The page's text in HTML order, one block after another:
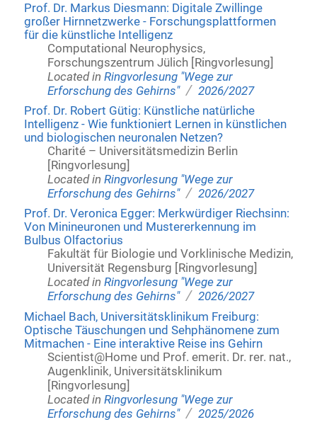
Prof. Dr. Markus Diesmann: Digitale Zwillinge
großer Hirnnetzwerke - Forschungsplattformen
für die künstliche Intelligenz
Computational Neurophysics,
Forschungszentrum Jülich [Ringvorlesung]
Located inRingvorlesung "Wege zur
Erforschung des Gehirns" / 2026/2027
Prof. Dr. Robert Gütig: Künstliche natürliche
Intelligenz - Wie funktioniert Lernen in künstlichen
und biologischen neuronalen Netzen?
Charité – Universitätsmedizin Berlin
[Ringvorlesung]
Located inRingvorlesung "Wege zur
Erforschung des Gehirns" / 2026/2027
Prof. Dr. Veronica Egger: Merkwürdiger Riechsinn:
Von Minineuronen und Mustererkennung im
Bulbus Olfactorius
Fakultät für Biologie und Vorklinische Medizin,
Universität Regensburg [Ringvorlesung]
Located inRingvorlesung "Wege zur
Erforschung des Gehirns" / 2026/2027
Michael Bach, Universitätsklinikum Freiburg:
Optische Täuschungen und Sehphänomene zum
Mitmachen - Eine interaktive Reise ins Gehirn
Scientist@Home und Prof. emerit. Dr. rer. nat.,
Augenklinik, Universitätsklinikum
[Ringvorlesung]
Located inRingvorlesung "Wege zur
Erforschung des Gehirns" / 2025/2026